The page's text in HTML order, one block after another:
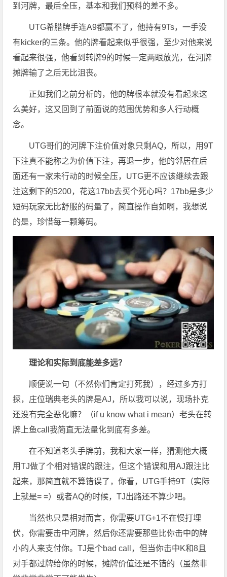
到河牌，最后全压，基本和我们预料的差不多。
UTG希腊牌手连A9都赢不了，他持有9Ts，一手没
有kicker的三条。他的牌看起来似乎很强，至少对他来说
看起来很强，他看到转牌9的时候一定两眼放光，在河牌
摊牌输了之后无比沮丧。
正如我们之前分析的，他的牌根本就没有看起来这
么美好，这又回到了前面说的范围优势和多人行动概
念。
UTG哥们的河牌下注价值对象只剩AQ，所以，用9T
下注真不能称之为价值下注，再退一步，他的邻居在后
面还有一家未行动的时候全压，UTG更不应该继续去跟
注这剩下的5200，花这17bb去买个死心吗？17bb是多少
短码玩家无比舒服的码量了，简直操作自如啊，我想说
的是，珍惜每一颗筹码。
理论和实际到底能差多远？
顺便说一句（不然你们肯定打死我），经过多方打
探，庄位瑞典老头的牌是AJ，所以我可以说，现场扑克
还没有完全恶化嘛？（if u know what i mean）老头在转
牌上鱼call我简直无法量化到底有多差。
在不知道老头手牌前，我和大家一样，猜测他大概
用TJ做了个相对错误的跟注，但这个错误和用AJ跟注比
起来，那简直就不算错误了，你看，UTG手持9T（实际
上就是= =）或者AQ的时候，TJ出路还不算少吧。
当然也只是相对而言，你需要UTG+1不在慢打埋
伏，你需要击中河牌，然后你还需要那些比你击中的牌
小的人来支付你。TJ是个bad call，但当你击中K和8且
对手都过牌给你的时候，摊牌价值还是不错的（虽然非